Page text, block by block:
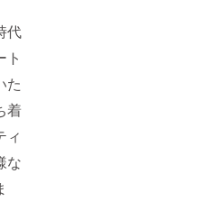
代
ト
た
着
ィ
な